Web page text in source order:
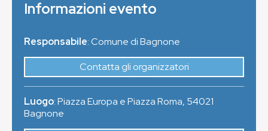
Informazioni evento
Responsabile: Comune di Bagnone
Contatta gli organizzatori
Luogo:Piazza Europa e Piazza Roma, 54021
Bagnone